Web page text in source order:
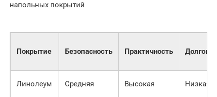
напольных покрытий
Покрытие Безопасность Практичность
Линолеум Средняя Высокая Низкая